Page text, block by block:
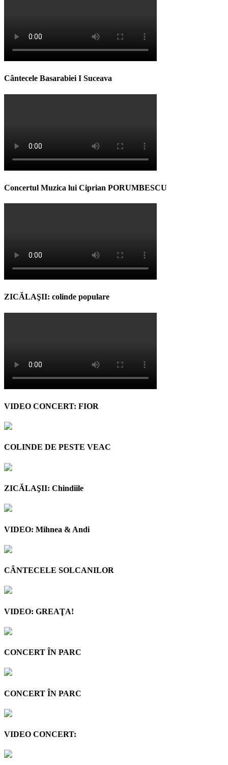
Cântecele Basarabiei I Suceava
Concertul Muzica lui Ciprian PORUMBESCU
ZICĂLAŞII: colinde populare
VIDEO CONCERT: FIOR
COLINDE DE PESTE VEAC
ZICĂLAŞII: Chindiile
VIDEO: Mihnea & Andi
CÂNTECELE SOLCANILOR
VIDEO: GREAŢA!
CONCERT ÎN PARC
CONCERT ÎN PARC
VIDEO CONCERT: